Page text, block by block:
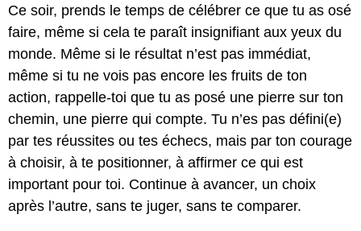
Ce soir, prends le temps de célébrer ce que tu as osé
faire, même si cela te paraît insignifiant aux yeux du
monde. Même si le résultat n’est pas immédiat,
même si tu ne vois pas encore les fruits de ton
action, rappelle-toi que tu as posé une pierre sur ton
chemin, une pierre qui compte. Tu n’es pas défini(e)
par tes réussites ou tes échecs, mais par ton courage
à choisir, à te positionner, à affirmer ce qui est
important pour toi. Continue à avancer, un choix
après l’autre, sans te juger, sans te comparer.